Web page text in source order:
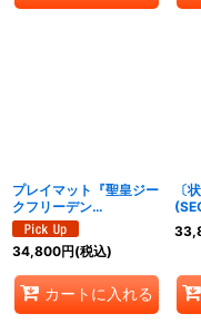
プレイマット『聖皇ジー
クフリーデン
XV(CHAMPION)』
【-】{-}《サプライ》
34,800円(税込)
カートに入れる
〔
神
XV